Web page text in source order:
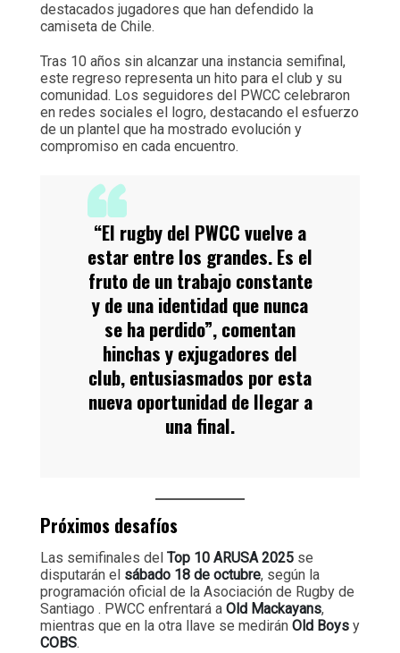
destacados jugadores que han defendido la
camiseta de Chile.
Tras 10 años sin alcanzar una instancia semifinal,
este regreso representa un hito para el club y su
comunidad. Los seguidores del PWCC celebraron
en redes sociales el logro, destacando el esfuerzo
de un plantel que ha mostrado evolución y
compromiso en cada encuentro.
“El rugby del PWCC vuelve a
estar entre los grandes. Es el
fruto de un trabajo constante
y de una identidad que nunca
se ha perdido”, comentan
hinchas y exjugadores del
club, entusiasmados por esta
nueva oportunidad de llegar a
una final.
Próximos desafíos
Las semifinales del Top 10 ARUSA 2025 se
disputarán el sábado 18 de octubre, según la
programación oficial de la Asociación de Rugby de
Santiago . PWCC enfrentará a Old Mackayans,
mientras que en la otra llave se medirán Old Boys y
COBS.